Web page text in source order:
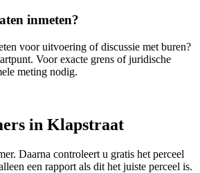
inmeten?
voor uitvoering of discussie met buren?
Voor exacte grens of juridische
meting nodig.
in Klapstraat
Daarna controleert u gratis het perceel
een rapport als dit het juiste perceel is.